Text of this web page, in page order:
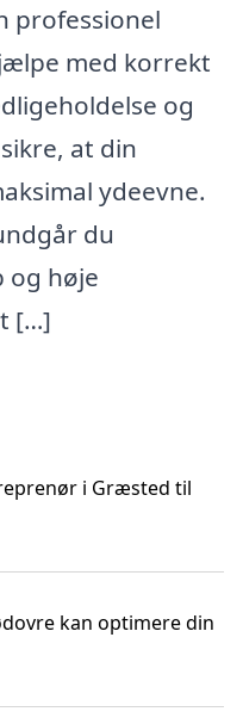
professionel
med korrekt
og
at din
ydeevne.
du
og høje
[…]
i Græsted til
kan optimere din